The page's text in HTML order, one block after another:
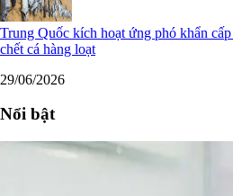
Trung Quốc kích hoạt ứng phó khẩn
chết cá hàng loạt
29/06/2026
Nổi bật